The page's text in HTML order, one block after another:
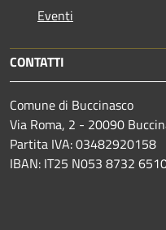
Eventi
CONTATTI
Comune di Buccinasco
Via Roma, 2 - 20090
Partita IVA: 03482920158
IBAN: IT25 N053 8732